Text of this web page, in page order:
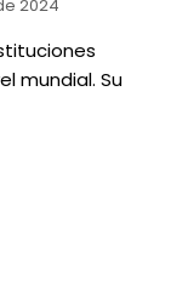
2024
mundial. Su